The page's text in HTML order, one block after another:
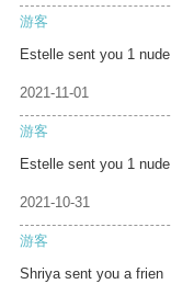
游客
Estelle sent you 1 nude
2021-11-01
游客
Estelle sent you 1 nude
2021-10-31
游客
Shriya sent you a frien